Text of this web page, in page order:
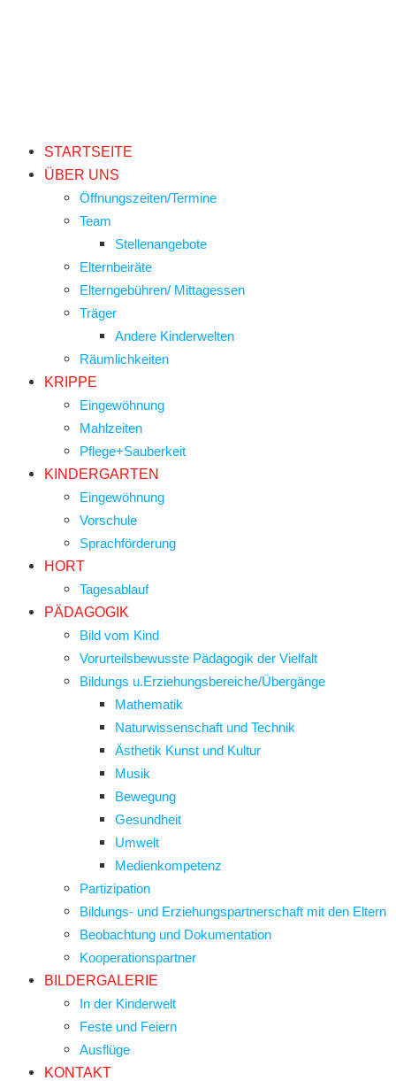
STARTSEITE
ÜBER UNS
Öffnungszeiten/Termine
Team
Stellenangebote
Elternbeiräte
Elterngebühren/ Mittagessen
Träger
Andere Kinderwelten
Räumlichkeiten
KRIPPE
Eingewöhnung
Mahlzeiten
Pflege+Sauberkeit
KINDERGARTEN
Eingewöhnung
Vorschule
Sprachförderung
HORT
Tagesablauf
PÄDAGOGIK
Bild vom Kind
Vorurteilsbewusste Pädagogik der Vielfalt
Bildungs u.Erziehungsbereiche/Übergänge
Mathematik
Naturwissenschaft und Technik
Ästhetik Kunst und Kultur
Musik
Bewegung
Gesundheit
Umwelt
Medienkompetenz
Partizipation
Bildungs- und Erziehungspartnerschaft mit den Eltern
Beobachtung und Dokumentation
Kooperationspartner
BILDERGALERIE
In der Kinderwelt
Feste und Feiern
Ausflüge
KONTAKT